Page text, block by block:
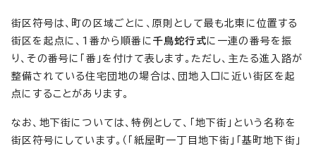
街区符号は、町の区域ごとに、原則として最も北東に位置する
街区を起点に、1番から順番に 千鳥蛇行式に一連の番号を振
り、その番号に「番」を付けて表します。ただし、主たる進入路が
整備されている住宅団地の場合は、団地入口に近い街区を起
点にすることがあります。
なお、地下街については、特例として、「地下街」という名称を
街区符号にしています。（「紙屋町一丁目地下街」「基町地下街」